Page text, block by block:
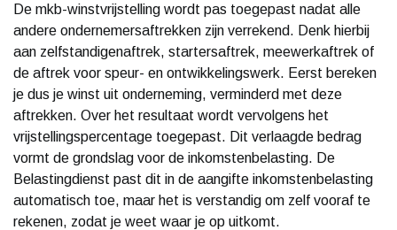
De mkb-winstvrijstelling wordt pas toegepast nadat alle
andere ondernemersaftrekken zijn verrekend. Denk hierbij
aan zelfstandigenaftrek, startersaftrek, meewerkaftrek of
de aftrek voor speur- en ontwikkelingswerk. Eerst bereken
je dus je winst uit onderneming, verminderd met deze
aftrekken. Over het resultaat wordt vervolgens het
vrijstellingspercentage toegepast. Dit verlaagde bedrag
vormt de grondslag voor de inkomstenbelasting. De
Belastingdienst past dit in de aangifte inkomstenbelasting
automatisch toe, maar het is verstandig om zelf vooraf te
rekenen, zodat je weet waar je op uitkomt.